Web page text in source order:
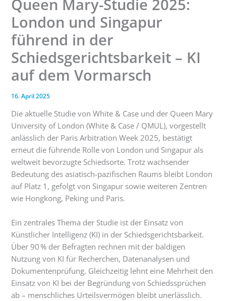
Queen Mary-Studie 2025:
London und Singapur
führend in der
Schiedsgerichtsbarkeit – KI
auf dem Vormarsch
16. April 2025
Die aktuelle Studie von White & Case und der Queen Mary
University of London (White & Case / QMUL), vorgestellt
anlässlich der Paris Arbitration Week 2025, bestätigt
erneut die führende Rolle von London und Singapur als
weltweit bevorzugte Schiedsorte. Trotz wachsender
Bedeutung des asiatisch-pazifischen Raums bleibt London
auf Platz 1, gefolgt von Singapur sowie weiteren Zentren
wie Hongkong, Peking und Paris.
Ein zentrales Thema der Studie ist der Einsatz von
Künstlicher Intelligenz (KI) in der Schiedsgerichtsbarkeit.
Über 90 % der Befragten rechnen mit der baldigen
Nutzung von KI für Recherchen, Datenanalysen und
Dokumentenprüfung. Gleichzeitig lehnt eine Mehrheit den
Einsatz von KI bei der Begründung von Schiedssprüchen
ab – menschliches Urteilsvermögen bleibt unerlässlich.